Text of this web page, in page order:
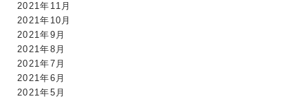
2021年11月
2021年10月
2021年9月
2021年8月
2021年7月
2021年6月
2021年5月